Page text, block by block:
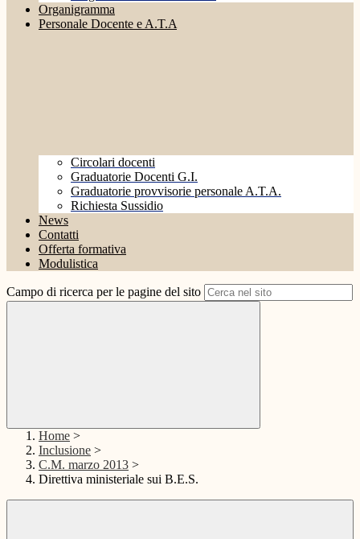
Organigramma
Personale Docente e A.T.A
Circolari docenti
Graduatorie Docenti G.I.
Graduatorie provvisorie personale A.T.A.
Richiesta Sussidio
News
Contatti
Offerta formativa
Modulistica
Campo di ricerca per le pagine del sito
Home >
Inclusione >
C.M. marzo 2013 >
Direttiva ministeriale sui B.E.S.